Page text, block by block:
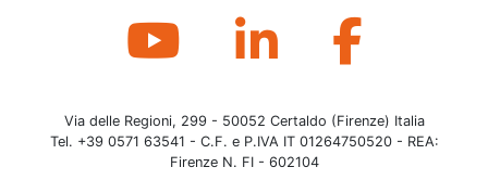
Via delle Regioni, 299 - 50052 Certaldo (Firenze) Italia
Tel. +39 0571 63541 - C.F. e P.IVA IT 01264750520 - REA:
Firenze N. FI - 602104